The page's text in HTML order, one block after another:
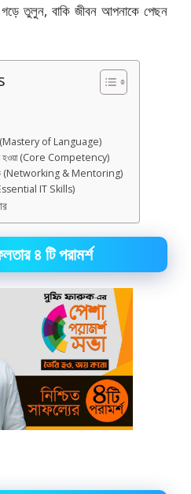
তুলুন, বাকি জীবন আপনাকে পেছন
(Mastery of Language)
হওয়া (Core Competency)
(Networking & Mentoring)
(Essential IT Skills)
৪ টি পরামর্শ